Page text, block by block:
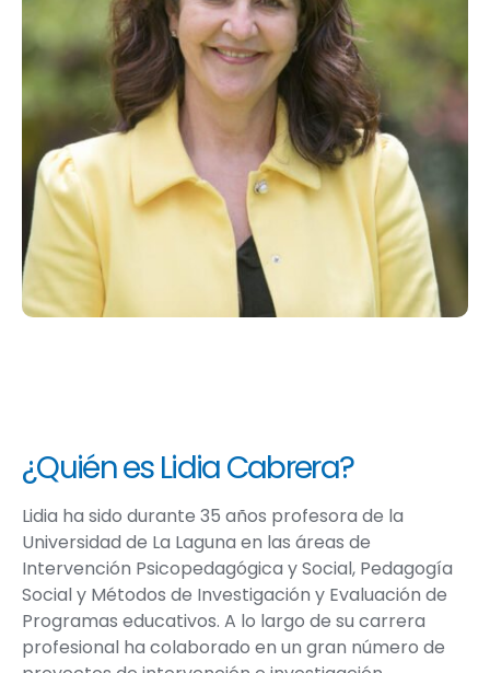
¿Quién es Lidia Cabrera?
Lidia ha sido durante 35 años profesora de la
Universidad de La Laguna en las áreas de
Intervención Psicopedagógica y Social, Pedagogía
Social y Métodos de Investigación y Evaluación de
Programas educativos. A lo largo de su carrera
profesional ha colaborado en un gran número de